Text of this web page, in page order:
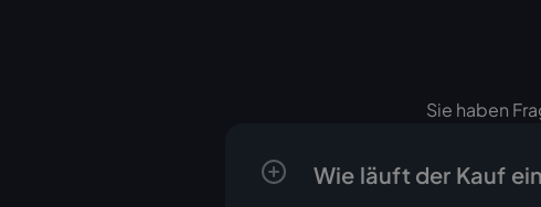
Sie haben
Wie läuft der Kauf